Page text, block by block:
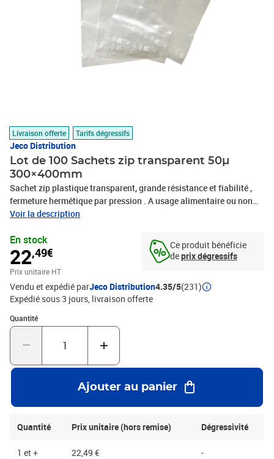
Livraison offerte Tarifs dégressifs
Jeco Distribution
Lot de 100 Sachets zip transparent 50µ
300×400mm
Sachet zip plastique transparent, grande résistance et fiabilité ,
fermeture hermétique par pression . A usage alimentaire ou non
alimentaire– prévu pour la congélation . Avec trou de suspension
présentation de produit. LOGO LDPE : Le PEBD (LDPE en anglais
pour low density polyéthylène) est considéré comme un matériau «
modèle » 100% recyclable et sans CFC. épaisseur : 50 microns
Voir la description
En stock
22,49€
Prix unitaire HT
Vendu et expédié parJeco Distribution4.35/5(231)
Expédié sous 3 jours livraison offerte
Ce produit bénéficie
deprix dégressifs
Quantité
Quantité : 1
Ajouter au panier
Quantité Prix unitaire (hors remise) Dégressivité
1 et + 22,49 € -